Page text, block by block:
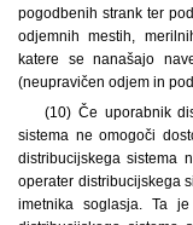
pogodbenih strank ter
odjemnih mestih,
katere se nanašajo
(neupravičen odjem in
(10) Če uporabnik
sistema ne omogoči
distribucijskega sistema
operater distribucijskega
imetnika soglasja. Ta